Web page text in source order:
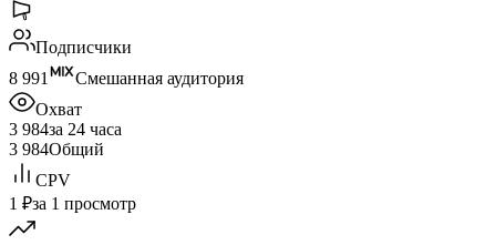
Подписчики
8 991
Смешанная аудитория
Охват
3 984за 24 часа
3 984Общий
CPV
1 ₽за 1 просмотр